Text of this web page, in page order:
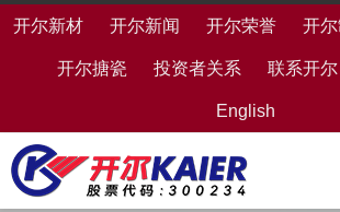
开尔新材 开尔新闻 开尔荣誉 开
开尔搪瓷 投资者关系 联系开尔
English